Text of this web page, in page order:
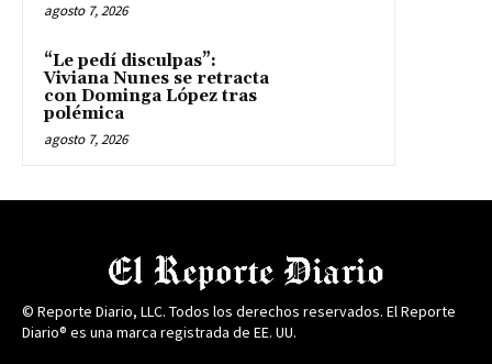
agosto 7, 2026
“Le pedí disculpas”:
Viviana Nunes se retracta
con Dominga López tras
polémica
agosto 7, 2026
© Reporte Diario, LLC. Todos los derechos reservados. El Reporte
Diario® es una marca registrada de EE. UU.